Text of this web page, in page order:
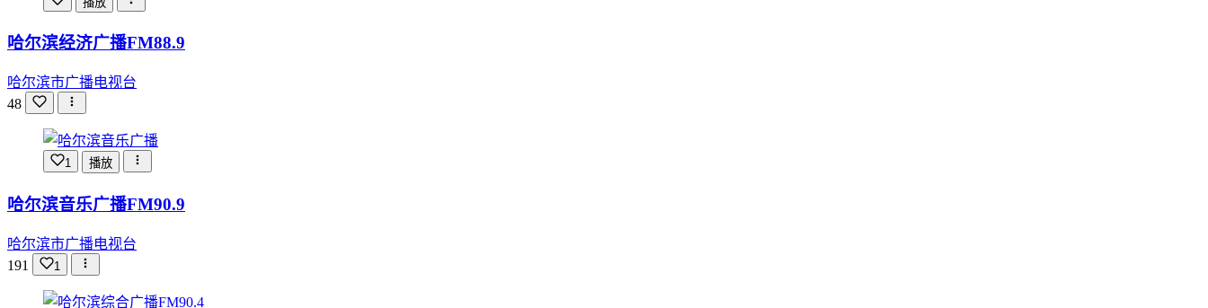
哈尔滨经济广播FM88.9
哈尔滨市广播电视台
48
1 播放
哈尔滨音乐广播FM90.9
哈尔滨市广播电视台
191
1